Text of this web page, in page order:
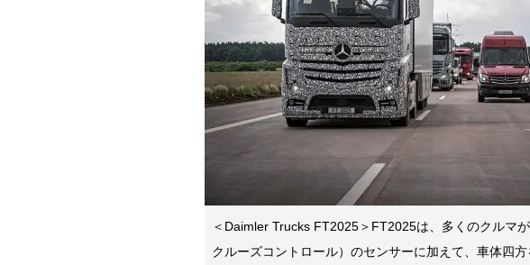
＜Daimler Trucks FT2025＞FT2025は、多くのクルマ
クルーズコントロール）のセンサーに加えて、車体四